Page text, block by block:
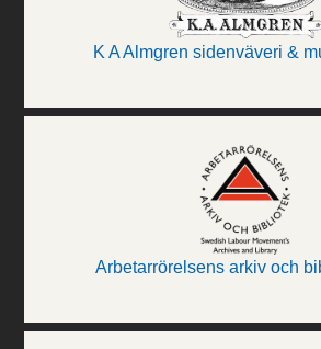
K A Almgren sidenväveri &
Arbetarrörelsens arkiv och